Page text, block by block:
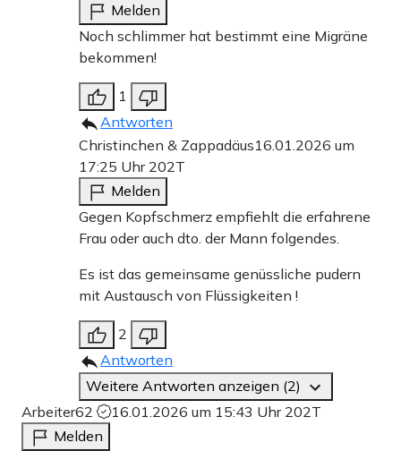
Melden
Noch schlimmer hat bestimmt eine Migräne
bekommen!
1
Antworten
Christinchen & Zappadäus16.01.2026 um
17:25 Uhr 202T
Melden
Gegen Kopfschmerz empfiehlt die erfahrene
Frau oder auch dto. der Mann folgendes.
Es ist das gemeinsame genüssliche pudern
mit Austausch von Flüssigkeiten !
2
Antworten
Weitere Antworten anzeigen (2)
Arbeiter62
16.01.2026 um 15:43 Uhr 202T
Melden